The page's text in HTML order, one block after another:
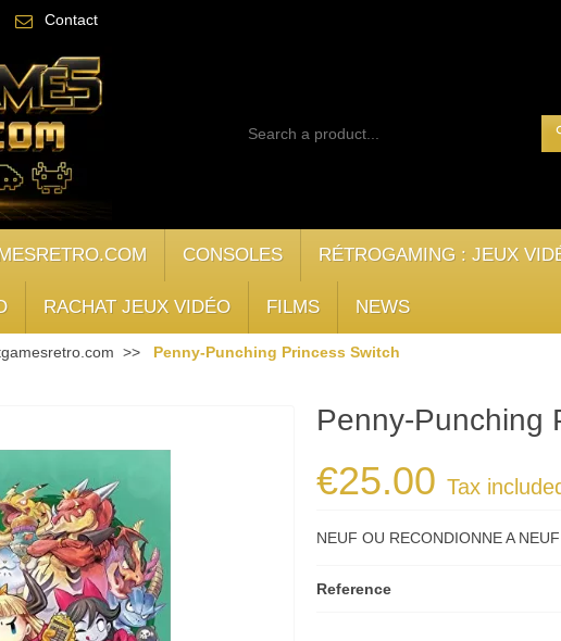
Contact
CONSOLES RÉTROGAMING : JEUX
RACHAT JEUX VIDÉO FILMS NEWS
Penny-Punching Princess Switch
Penny-Punching
€25.00Tax
NEUF OU RECONDIONNE A NEUF
Reference